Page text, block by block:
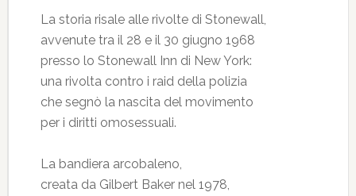
La storia risale alle rivolte di Stonewall,
avvenute tra il 28 e il 30 giugno 1968
presso lo Stonewall Inn di New York:
una rivolta contro i raid della polizia
che segnò la nascita del movimento
per i diritti omosessuali.
La bandiera arcobaleno,
creata da Gilbert Baker nel 1978,